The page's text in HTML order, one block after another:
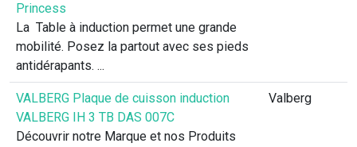
Princess
La Table à induction permet une grande
mobilité. Posez la partout avec ses pieds
antidérapants. ...
VALBERG Plaque de cuisson induction
VALBERG IH 3 TB DAS 007C
Découvrir notre Marque et nos Produits
Valberg